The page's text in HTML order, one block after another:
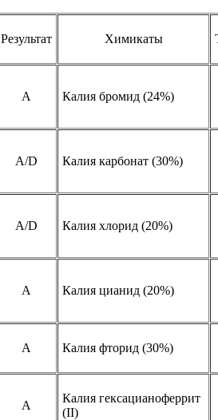
Результат Химикаты
А Калия бромид (24%)
A/D Калия карбонат (30%)
A/D Калия хлорид (20%)
A Калия цианид (20%)
A Калия фторид (30%)
A
Калия гексацианоферрит
(II)